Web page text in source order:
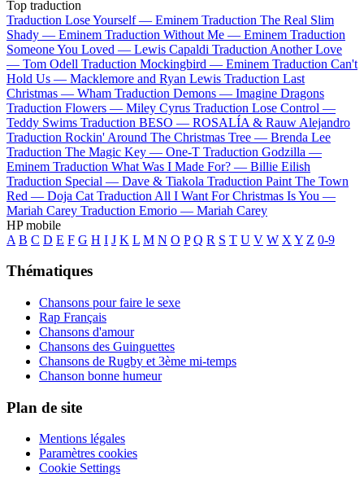
Top traduction
Traduction Lose Yourself — Eminem Traduction The Real Slim
Shady — Eminem Traduction Without Me — Eminem Traduction
Someone You Loved — Lewis Capaldi Traduction Another Love
— Tom Odell Traduction Mockingbird — Eminem Traduction Can't
Hold Us — Macklemore and Ryan Lewis Traduction Last
Christmas — Wham Traduction Demons — Imagine Dragons
Traduction Flowers — Miley Cyrus Traduction Lose Control —
Teddy Swims Traduction BESO — ROSALÍA & Rauw Alejandro
Traduction Rockin' Around The Christmas Tree — Brenda Lee
Traduction The Magic Key — One-T Traduction Godzilla —
Eminem Traduction What Was I Made For? — Billie Eilish
Traduction Special — Dave & Tiakola Traduction Paint The Town
Red — Doja Cat Traduction All I Want For Christmas Is You —
Mariah Carey Traduction Emorio — Mariah Carey
HP mobile
A B C D E F G H I J K L M N O P Q R S T U V W X Y Z 0-9
Thématiques
Chansons pour faire le sexe
Rap Français
Chansons d'amour
Chansons des Guinguettes
Chansons de Rugby et 3ème mi-temps
Chanson bonne humeur
Plan de site
Mentions légales
Paramètres cookies
Cookie Settings